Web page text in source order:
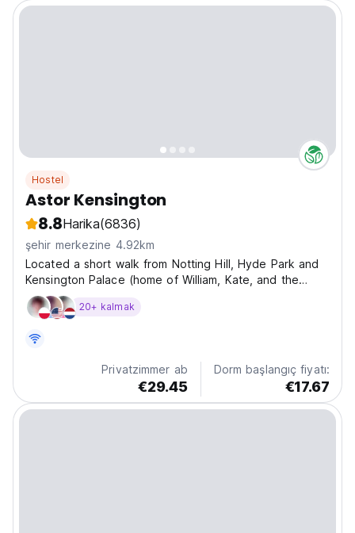
Hostel
Astor Kensington
8.8Harika(6836)
şehir merkezine 4.92km
Located a short walk from Notting Hill, Hyde Park and
Kensington Palace (home of William, Kate, and the
Royal Babies!) it is easy to see why so many people
fall in love with this neighbourhood. With three
20+ kalmak
Privatzimmer ab
€29.45
Dorm başlangıç fiyatı:
€17.67